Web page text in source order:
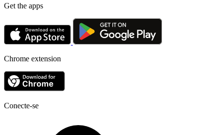
Get the apps
Chrome extension
Conecte-se